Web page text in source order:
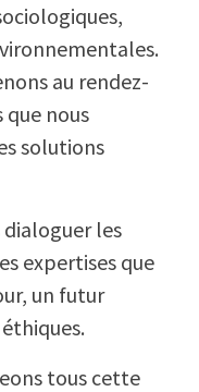
au rendez-
que nous
solutions
dialoguer les
expertises que
un futur
tous cette